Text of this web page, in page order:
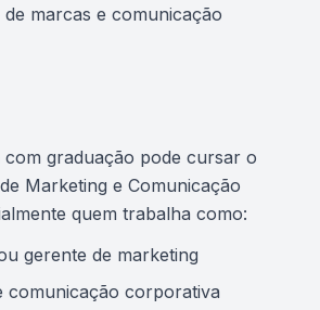
marcas e comunicação
com graduação pode cursar o
Marketing e Comunicação
quem trabalha como:
gerente de marketing
comunicação corporativa